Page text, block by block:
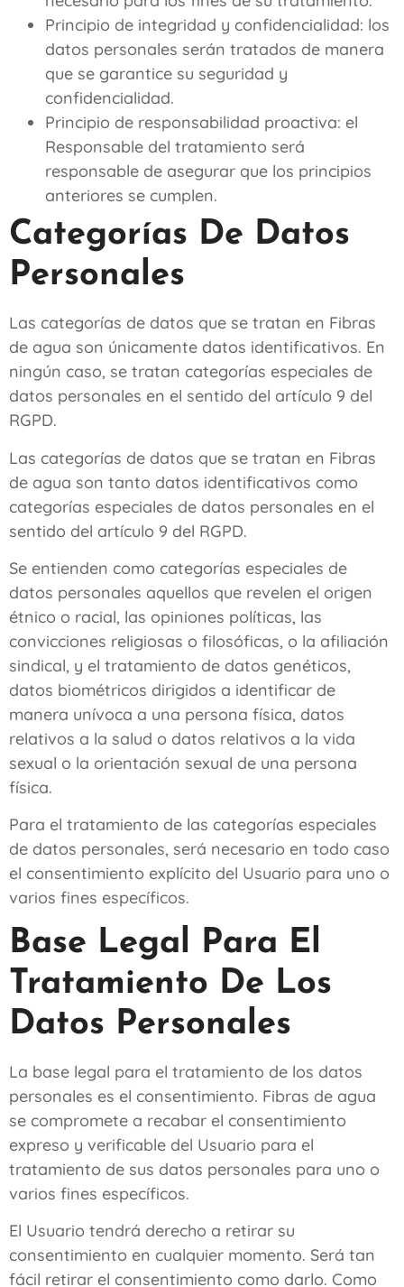
Principio de integridad y confidencialidad: los
datos personales serán tratados de manera
que se garantice su seguridad y
confidencialidad.
Principio de responsabilidad proactiva: el
Responsable del tratamiento será
responsable de asegurar que los principios
anteriores se cumplen.
Categorías De Datos
Personales
Las categorías de datos que se tratan en Fibras
de agua son únicamente datos identificativos. En
ningún caso, se tratan categorías especiales de
datos personales en el sentido del artículo 9 del
RGPD.
Las categorías de datos que se tratan en Fibras
de agua son tanto datos identificativos como
categorías especiales de datos personales en el
sentido del artículo 9 del RGPD.
Se entienden como categorías especiales de
datos personales aquellos que revelen el origen
étnico o racial, las opiniones políticas, las
convicciones religiosas o filosóficas, o la afiliación
sindical, y el tratamiento de datos genéticos,
datos biométricos dirigidos a identificar de
manera unívoca a una persona física, datos
relativos a la salud o datos relativos a la vida
sexual o la orientación sexual de una persona
física.
Para el tratamiento de las categorías especiales
de datos personales, será necesario en todo caso
el consentimiento explícito del Usuario para uno o
varios fines específicos.
Base Legal Para El
Tratamiento De Los
Datos Personales
La base legal para el tratamiento de los datos
personales es el consentimiento. Fibras de agua
se compromete a recabar el consentimiento
expreso y verificable del Usuario para el
tratamiento de sus datos personales para uno o
varios fines específicos.
El Usuario tendrá derecho a retirar su
consentimiento en cualquier momento. Será tan
fácil retirar el consentimiento como darlo. Como